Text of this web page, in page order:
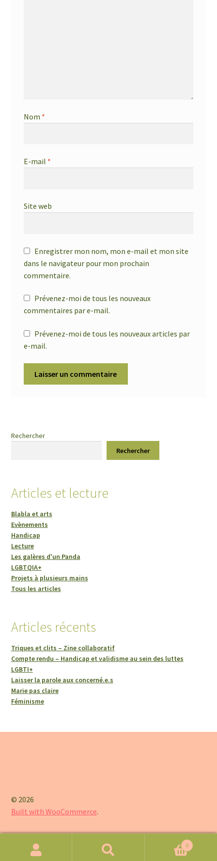
Nom *
E-mail *
Site web
Enregistrer mon nom, mon e-mail et mon site
dans le navigateur pour mon prochain
commentaire.
Prévenez-moi de tous les nouveaux
commentaires par e-mail.
Prévenez-moi de tous les nouveaux articles par
e-mail.
Rechercher
Rechercher
Articles et lecture
Blabla et arts
Evènements
Handicap
Lecture
Les galères d'un Panda
LGBTQIA+
Projets à plusieurs mains
Tous les articles
Articles récents
Triques et clits – Zine collaboratif
Compte rendu – Handicap et validisme au sein des luttes
LGBTI+
Laisser la parole aux concerné.e.s
Marie pas claire
Féminisme
© 2026
Built with WooCommerce.
Recherche
Recherche
0